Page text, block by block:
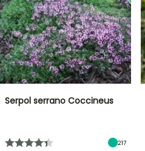
Serpol serrano Coccineus
217